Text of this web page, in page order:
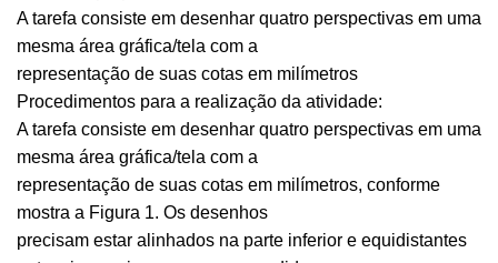
A tarefa consiste em desenhar quatro perspectivas em uma
mesma área gráfica/tela com a
representação de suas cotas em milímetros
Procedimentos para a realização da atividade:
A tarefa consiste em desenhar quatro perspectivas em uma
mesma área gráfica/tela com a
representação de suas cotas em milímetros, conforme
mostra a Figura 1. Os desenhos
precisam estar alinhados na parte inferior e equidistantes